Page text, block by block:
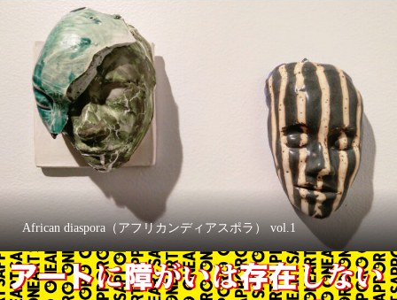
African diaspora（アフリカンディアスポラ） vol.1